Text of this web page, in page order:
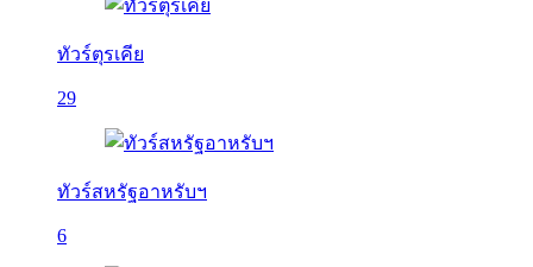
ทัวร์ตุรเคีย
29
ทัวร์สหรัฐอาหรับฯ
6